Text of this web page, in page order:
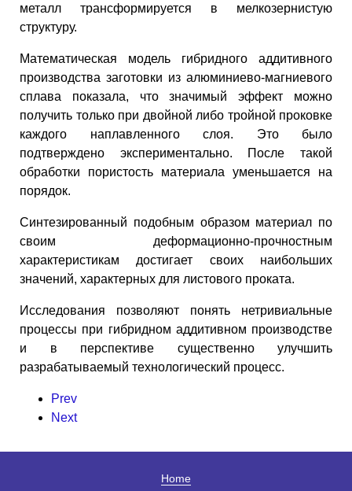
металл трансформируется в мелкозернистую
структуру.
Математическая модель гибридного аддитивного
производства заготовки из алюминиево-магниевого
сплава показала, что значимый эффект можно
получить только при двойной либо тройной проковке
каждого наплавленного слоя. Это было
подтверждено экспериментально. После такой
обработки пористость материала уменьшается на
порядок.
Синтезированный подобным образом материал по
своим деформационно-прочностным
характеристикам достигает своих наибольших
значений, характерных для листового проката.
Исследования позволяют понять нетривиальные
процессы при гибридном аддитивном производстве
и в перспективе существенно улучшить
разрабатываемый технологический процесс.
Prev
Next
Home